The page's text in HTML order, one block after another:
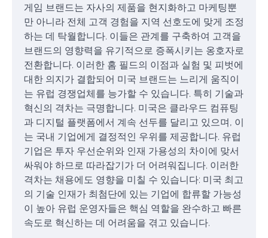
게임 브랜드는 자사의 제품을 현지화하고 마케팅뿐
만 아니라 전체 고객 경험을 지역 선호도에 맞게 조정
하는 데 탁월합니다. 이들은 관계를 구축하여 고객을
브랜드의 영향력을 유기적으로 증폭시키는 옹호자로
전환합니다. 이러한 홈 필드의 이점과 실험 및 피벗에
대한 의지가 결합되어 미국 브랜드는 느리게 움직이
는 유럽 경쟁업체를 능가할 수 있습니다. 특히 기술과
혁신의 격차는 극명합니다. 미국은 클라우드 컴퓨팅
과 디지털 플랫폼에서 계속 선두를 달리고 있으며, 이
는 국내 기업에게 결정적인 우위를 제공합니다. 유럽
기업은 투자 우선순위와 인재 가용성의 차이에 맞서
싸워야 하므로 따라잡기가 더 어려워집니다. 이러한
격차는 채용에도 영향을 미칠 수 있습니다: 미국 최고
의 기술 인재가 최첨단에 있는 기업에 합류할 가능성
이 높아 유럽 운영자들은 핵심 역할을 완수하고 빠른
속도로 혁신하는 데 어려움을 겪고 있습니다.